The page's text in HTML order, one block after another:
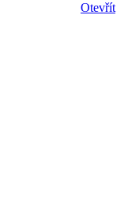
Otevřít